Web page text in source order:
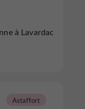
à Lavardac
Astaffort